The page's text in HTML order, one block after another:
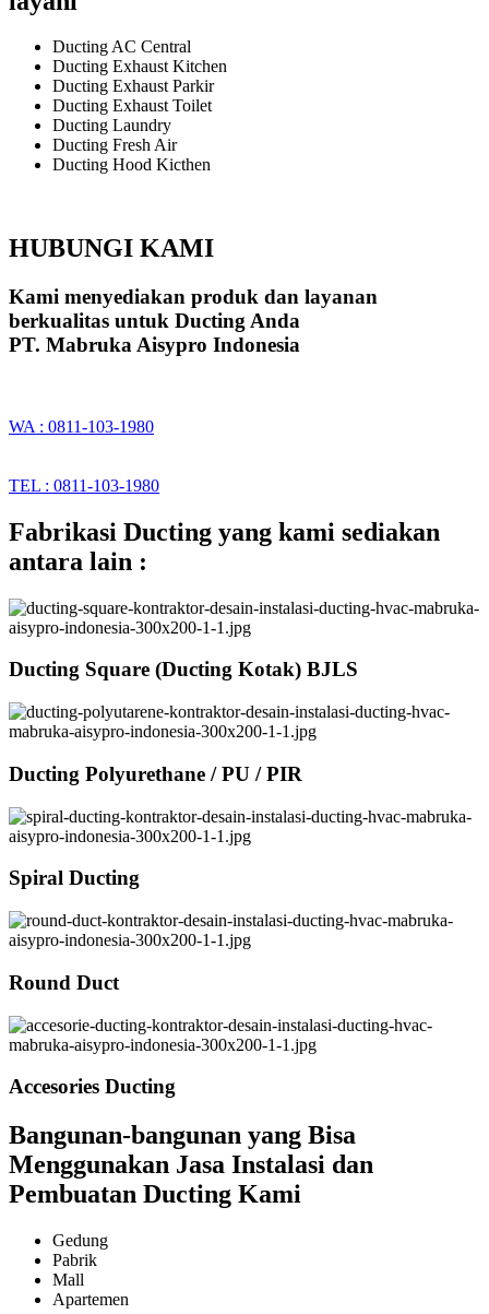
Ducting AC Central
Ducting Exhaust Kitchen
Ducting Exhaust Parkir
Ducting Exhaust Toilet
Ducting Laundry
Ducting Fresh Air
Ducting Hood Kicthen
HUBUNGI KAMI
Kami menyediakan produk dan layanan
berkualitas untuk Ducting Anda
PT. Mabruka Aisypro Indonesia
WA : 0811-103-1980
TEL : 0811-103-1980
Fabrikasi Ducting yang kami sediakan
antara lain :
Ducting Square (Ducting Kotak) BJLS
Ducting Polyurethane / PU / PIR
Spiral Ducting
Round Duct
Accesories Ducting
Bangunan-bangunan yang Bisa
Menggunakan Jasa Instalasi dan
Pembuatan Ducting Kami
Gedung
Pabrik
Mall
Apartemen